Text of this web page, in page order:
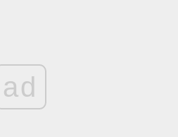
ad